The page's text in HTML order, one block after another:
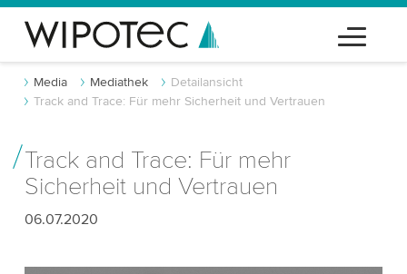
Media Mediathek
Detailansicht
Track and Trace: Für mehr Sicherheit und Vertrauen
Track and Trace: Für mehr
Sicherheit und Vertrauen
06.07.2020